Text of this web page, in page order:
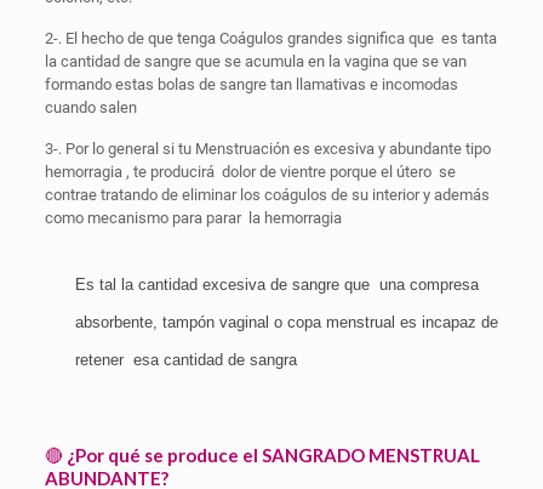
2-. El hecho de que tenga Coágulos grandes significa que es tanta
la cantidad de sangre que se acumula en la vagina que se van
formando estas bolas de sangre tan llamativas e incomodas
cuando salen
3-. Por lo general si tu Menstruación es excesiva y abundante tipo
hemorragia , te producirá dolor de vientre porque el útero se
contrae tratando de eliminar los coágulos de su interior y además
como mecanismo para parar la hemorragia
Es tal la cantidad excesiva de sangre que una compresa
absorbente, tampón vaginal o copa menstrual es incapaz de
retener esa cantidad de sangra
🔴 ¿Por qué se produce el SANGRADO MENSTRUAL
ABUNDANTE?